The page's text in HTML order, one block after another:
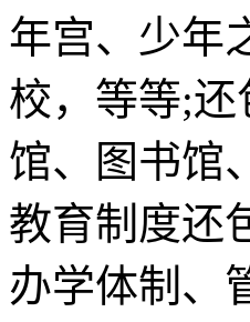
年宫、少年
校，等等;
馆、图书馆
教育制度还
办学体制、